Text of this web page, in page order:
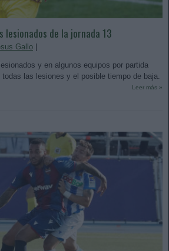
lesionados de la jornada 13
Gallo
y en algunos equipos por partida
las lesiones y el posible tiempo de baja.
Leer más »